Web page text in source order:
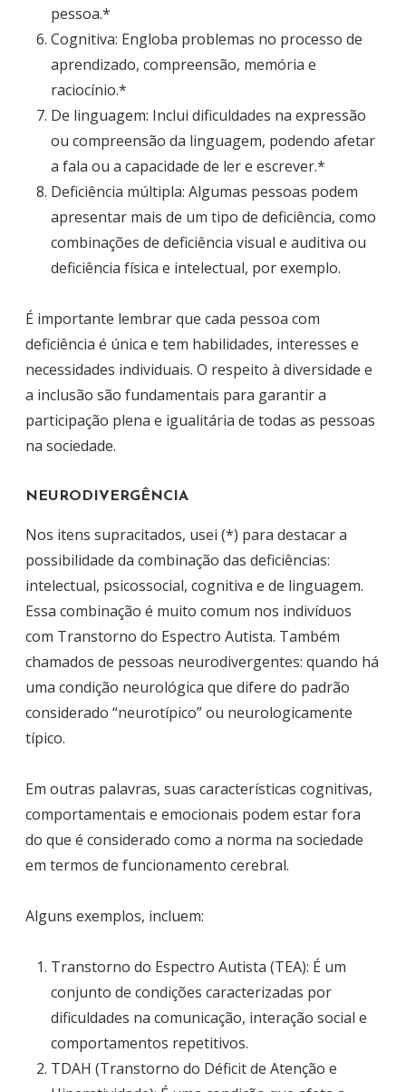
pessoa.*
Cognitiva: Engloba problemas no processo de
aprendizado, compreensão, memória e
raciocínio.*
De linguagem: Inclui dificuldades na expressão
ou compreensão da linguagem, podendo afetar
a fala ou a capacidade de ler e escrever.*
Deficiência múltipla: Algumas pessoas podem
apresentar mais de um tipo de deficiência, como
combinações de deficiência visual e auditiva ou
deficiência física e intelectual, por exemplo.
É importante lembrar que cada pessoa com
deficiência é única e tem habilidades, interesses e
necessidades individuais. O respeito à diversidade e
a inclusão são fundamentais para garantir a
participação plena e igualitária de todas as pessoas
na sociedade.
NEURODIVERGÊNCIA
Nos itens supracitados, usei (*) para destacar a
possibilidade da combinação das deficiências:
intelectual, psicossocial, cognitiva e de linguagem.
Essa combinação é muito comum nos indivíduos
com Transtorno do Espectro Autista. Também
chamados de pessoas neurodivergentes: quando há
uma condição neurológica que difere do padrão
considerado “neurotípico” ou neurologicamente
típico.
Em outras palavras, suas características cognitivas,
comportamentais e emocionais podem estar fora
do que é considerado como a norma na sociedade
em termos de funcionamento cerebral.
Alguns exemplos, incluem:
Transtorno do Espectro Autista (TEA): É um
conjunto de condições caracterizadas por
dificuldades na comunicação, interação social e
comportamentos repetitivos.
TDAH (Transtorno do Déficit de Atenção e